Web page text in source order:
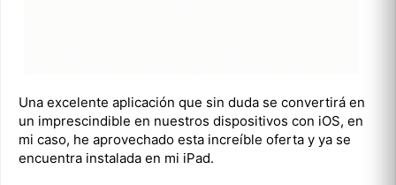
Una excelente aplicación que sin duda se convertirá en
un imprescindible en nuestros dispositivos con iOS, en
mi caso, he aprovechado esta increíble oferta y ya se
encuentra instalada en mi iPad.